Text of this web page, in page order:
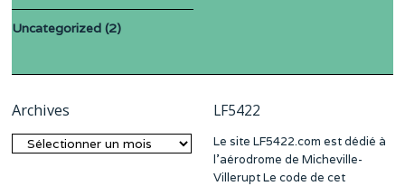
Uncategorized (2)
Archives
Archives
LF5422
Le site LF5422.com est dédié à
l’aérodrome de Micheville-
Villerupt Le code de cet